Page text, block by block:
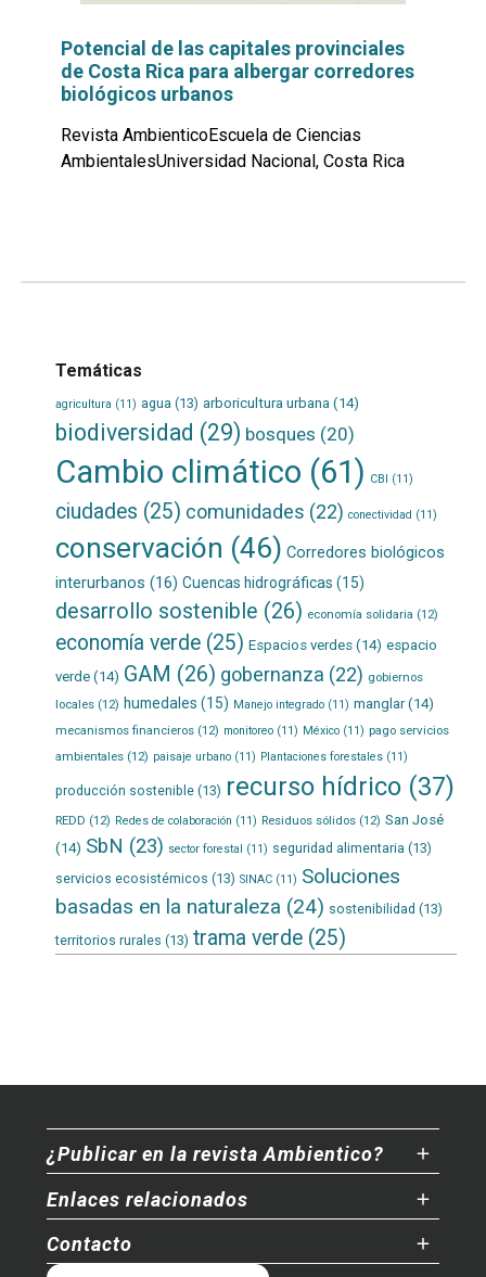
Potencial de las capitales provinciales
de Costa Rica para albergar corredores
biológicos urbanos
Revista AmbienticoEscuela de Ciencias
AmbientalesUniversidad Nacional, Costa Rica
Temáticas
agricultura (11) agua (13) arboricultura urbana (14)
biodiversidad (29) bosques (20)
Cambio climático (61) CBI (11)
ciudades (25) comunidades (22) conectividad (11)
conservación (46) Corredores biológicos
interurbanos (16) Cuencas hidrográficas (15)
desarrollo sostenible (26) economía solidaria (12)
economía verde(25) Espacios verdes(14) espacio
verde(14) GAM (26) gobernanza (22) gobiernos
locales(12) humedales (15) Manejo integrado(11) manglar(14)
mecanismos financieros(12) monitoreo(11) México(11) pago servicios
ambientales(12) paisaje urbano(11) Plantaciones forestales(11)
producción sostenible(13) recurso hídrico(37)
REDD (12) Redes de colaboración (11) Residuos sólidos(12) San José
(14) SbN (23) sector forestal (11) seguridad alimentaria (13)
servicios ecosistémicos (13) SINAC(11) Soluciones
basadas en la naturaleza (24) sostenibilidad (13)
territorios rurales (13) trama verde(25)
¿Publicar en la revista Ambientico?
Enlaces relacionados
Contacto